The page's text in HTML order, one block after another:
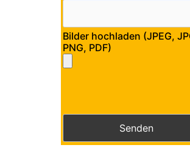
Bilder hochladen (JPEG,
PNG, PDF)
Bitte lasse dieses Feld leer.